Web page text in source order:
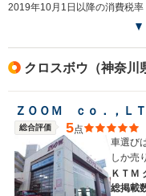
クロスボウ（神奈川
ＺＯＯＭ ｃｏ．，Ｌ
総合評価 5点
車選び
しか売
ＫＴＭ
総掲載